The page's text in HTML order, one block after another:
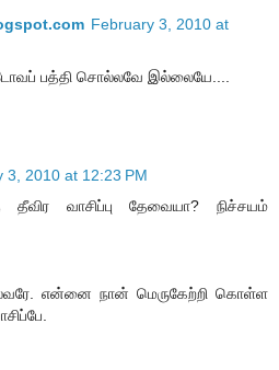
February 3, 2010 at
பத்தி சொல்லவே இல்லையே....
3, 2010 at 12:23 PM
வாசிப்பு தேவையா? நிச்சயம்
என்னை நான் மெருகேற்றி கொள்ள